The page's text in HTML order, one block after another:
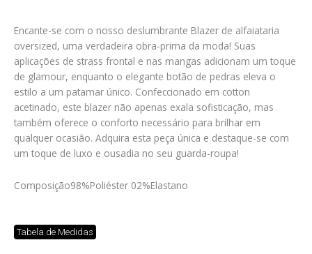
Encante-se com o nosso deslumbrante Blazer de alfaiataria
oversized, uma verdadeira obra-prima da moda! Suas
aplicações de strass frontal e nas mangas adicionam um toque
de glamour, enquanto o elegante botão de pedras eleva o
estilo a um patamar único. Confeccionado em cotton
acetinado, este blazer não apenas exala sofisticação, mas
também oferece o conforto necessário para brilhar em
qualquer ocasião. Adquira esta peça única e destaque-se com
um toque de luxo e ousadia no seu guarda-roupa!
Composição98%Poliéster 02%Elastano
Tabela de Medidas